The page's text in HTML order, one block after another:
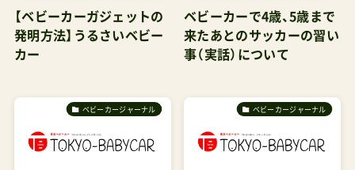
【ベビーカーガジェットの
発明方法】うるさいベビー
カー
ベビーカーで4歳、5歳まで
来たあとのサッカーの習い
事（実話）について
ベビーカージャーナル ベビーカージャーナル